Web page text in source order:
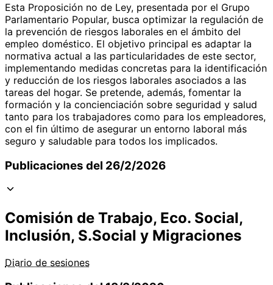
Esta Proposición no de Ley, presentada por el Grupo
Parlamentario Popular, busca optimizar la regulación de
la prevención de riesgos laborales en el ámbito del
empleo doméstico. El objetivo principal es adaptar la
normativa actual a las particularidades de este sector,
implementando medidas concretas para la identificación
y reducción de los riesgos laborales asociados a las
tareas del hogar. Se pretende, además, fomentar la
formación y la concienciación sobre seguridad y salud
tanto para los trabajadores como para los empleadores,
con el fin último de asegurar un entorno laboral más
seguro y saludable para todos los implicados.
Publicaciones del 26/2/2026
Comisión de Trabajo, Eco. Social,
Inclusión, S.Social y Migraciones
Diario de sesiones